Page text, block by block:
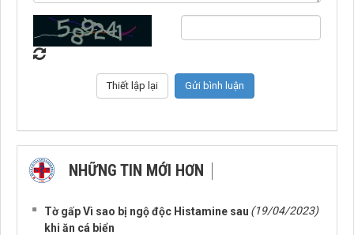
NHỮNG TIN MỚI HƠN
Tờ gấp Vì sao bị ngộ độc Histamine sau
khi ăn cá biển
(19/04/2023)